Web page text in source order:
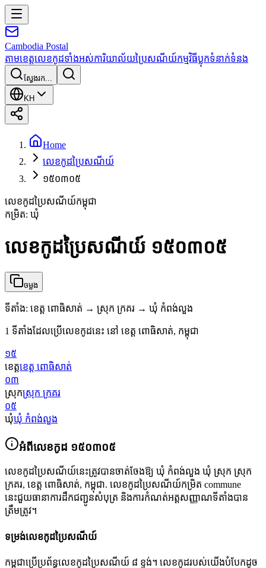
Cambodia Postal
តាមខេត្តលេខកូដទាំងអស់ការិយាល័យប្រៃសណីយ៍កម្មវិធីប្លុកទំនាក់ទំនង
ស្វែងរក...
KH
Home
លេខកូដប្រៃសណីយ៍
១៥០៣០៥
លេខកូដប្រៃសណីយ៍កម្ពុជា
កម្រិត: ឃុំ
លេខកូដប្រៃសណីយ៍ ១៥០៣០៥
ចម្លង
ទីតាំង: ខេត្ត ពោធិសាត់ → ស្រុក ក្រគរ → ឃុំ កំពង់លួង
1 ទីតាំងដែលប្រើលេខកូដនេះ នៅ ខេត្ត ពោធិសាត់, កម្ពុជា
១៥
ខេត្តខេត្ត ពោធិសាត់
០៣
ស្រុកស្រុក ក្រគរ
០៥
ឃុំឃុំ កំពង់លួង
អំពីលេខកូដ ១៥០៣០៥
លេខកូដប្រៃសណីយ៍នេះត្រូវបានចាត់ចែងឱ្យ ឃុំ កំពង់លួង ឃុំ ស្រុក ស្រុក
ក្រគរ, ខេត្ត ពោធិសាត់, កម្ពុជា. លេខកូដប្រៃសណីយ៍កម្រិត commune
នេះជួយធានាការដឹកជញ្ជូនសំបុត្រ និងការកំណត់អត្តសញ្ញាណទីតាំងបាន
ត្រឹមត្រូវ។
ទម្រង់លេខកូដប្រៃសណីយ៍
កម្ពុជាប្រើប្រព័ន្ធលេខកូដប្រៃសណីយ៍ ៨ ខ្ទង់។ លេខកូដរបស់យើងបំបែកដូច